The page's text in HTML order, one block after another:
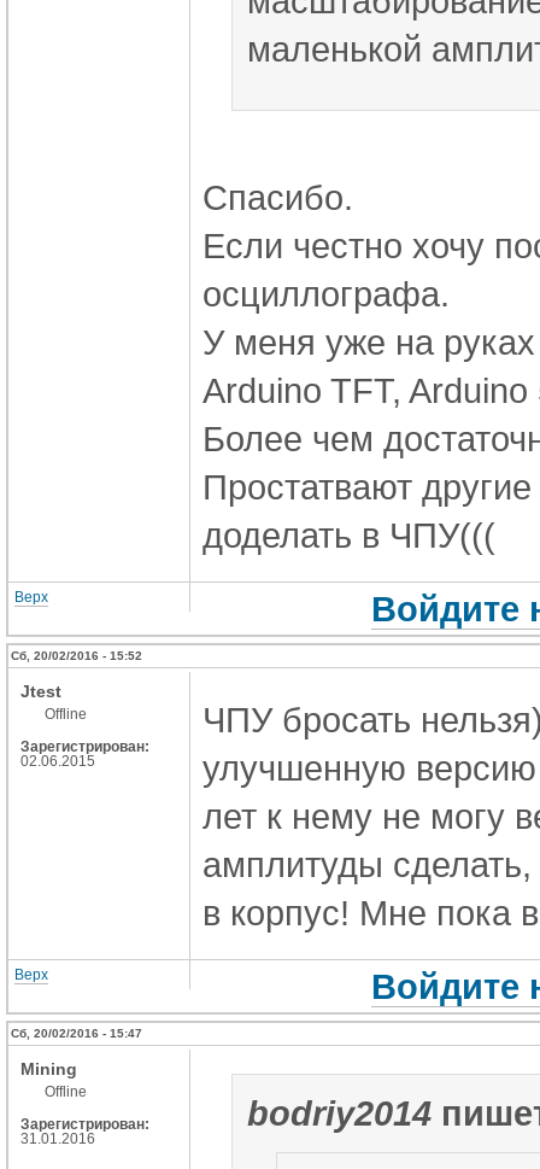
маленькой
Спасибо.
Если честно хочу
осциллографа.
У меня уже на
Arduino TFT,
Более чем
Простатвают
доделать в ЧПУ(((
Верх Войдите
Сб, 20/02/2016 - 15:52
Jtest
Offline
Зарегистрирован:
02.06.2015
ЧПУ бросать
улучшенную
лет к нему не могу
амплитуды
в корпус! Мне пока
Верх Войдите
Сб, 20/02/2016 - 15:47
Mining
Offline
Зарегистрирован:
31.01.2016
bodriy2014